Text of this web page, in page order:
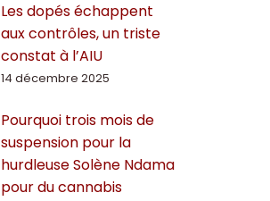
Les dopés échappent
aux contrôles, un triste
constat à l’AIU
14 décembre 2025
Pourquoi trois mois de
suspension pour la
hurdleuse Solène Ndama
pour du cannabis